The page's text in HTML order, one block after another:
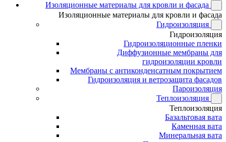
Изоляционные материалы для кровли и фасада
Изоляционные материалы для кровли и фасада
Гидроизоляция
Гидроизоляция
Гидроизоляционные пленки
Диффузионные мембраны для
гидроизоляции кровли
Мембраны с антиконденсатным покрытием
Гидроизоляция и ветрозащита фасадов
Пароизоляция
Теплоизоляция
Теплоизоляция
Базальтовая вата
Каменная вата
Минеральная вата